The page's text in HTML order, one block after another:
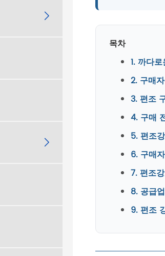


목차
1. 까다
2. 구매
3. 편조
4. 구매
5. 편조
6. 구매
7. 편조
8. 공급
9. 편조